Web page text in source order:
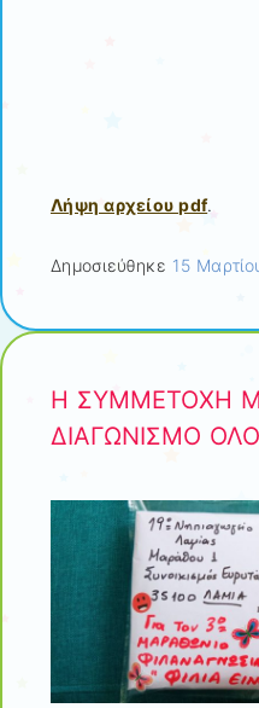
Λήψη αρχείου pdf.
Δημοσιεύθηκε 15
Η ΣΥΜΜΕΤΟΧΗ
ΔΙΑΓΩΝΙΣΜΟ